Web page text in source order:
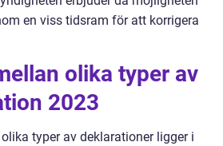
en viss tidsram för att korrigera
olika typer av
2023
typer av deklarationer ligger i